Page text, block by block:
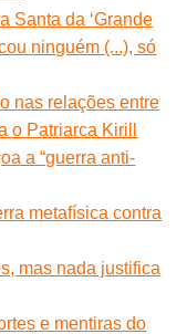
Santa da ‘Grande
ninguém (...), só
nas relações entre
o Patriarca Kirill
a “guerra anti-
metafísica contra
mas nada justifica
e mentiras do